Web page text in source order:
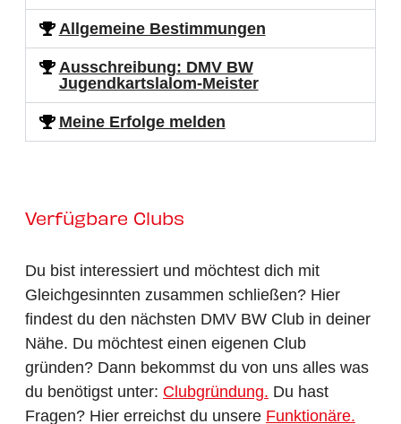
Allgemeine Bestimmungen
Ausschreibung: DMV BW
Jugendkartslalom-Meister
Meine Erfolge melden
Verfügbare Clubs
Du bist interessiert und möchtest dich mit
Gleichgesinnten zusammen schließen? Hier
findest du den nächsten DMV BW Club in deiner
Nähe. Du möchtest einen eigenen Club
gründen? Dann bekommst du von uns alles was
du benötigst unter: Clubgründung. Du hast
Fragen? Hier erreichst du unsere Funktionäre.